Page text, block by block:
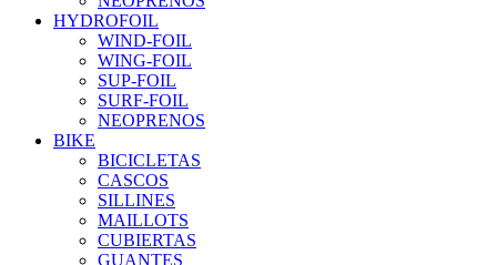
HYDROFOIL
WIND-FOIL
WING-FOIL
SUP-FOIL
SURF-FOIL
NEOPRENOS
BIKE
BICICLETAS
CASCOS
SILLINES
MAILLOTS
CUBIERTAS
GUANTES